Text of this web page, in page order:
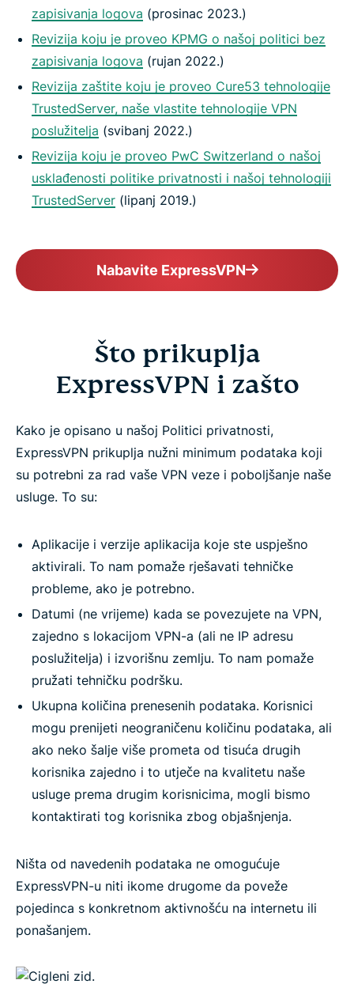
zapisivanja logova (prosinac 2023.)
Revizija koju je proveo KPMG o našoj politici bez
zapisivanja logova (rujan 2022.)
Revizija zaštite koju je proveo Cure53 tehnologije
TrustedServer, naše vlastite tehnologije VPN
poslužitelja (svibanj 2022.)
Revizija koju je proveo PwC Switzerland o našoj
usklađenosti politike privatnosti i našoj tehnologiji
TrustedServer (lipanj 2019.)
Nabavite ExpressVPN
Što prikuplja
ExpressVPN i zašto
Kako je opisano u našoj Politici privatnosti,
ExpressVPN prikuplja nužni minimum podataka koji
su potrebni za rad vaše VPN veze i poboljšanje naše
usluge. To su:
Aplikacije i verzije aplikacija koje ste uspješno
aktivirali. To nam pomaže rješavati tehničke
probleme, ako je potrebno.
Datumi (ne vrijeme) kada se povezujete na VPN,
zajedno s lokacijom VPN-a (ali ne IP adresu
poslužitelja) i izvorišnu zemlju. To nam pomaže
pružati tehničku podršku.
Ukupna količina prenesenih podataka. Korisnici
mogu prenijeti neograničenu količinu podataka, ali
ako neko šalje više prometa od tisuća drugih
korisnika zajedno i to utječe na kvalitetu naše
usluge prema drugim korisnicima, mogli bismo
kontaktirati tog korisnika zbog objašnjenja.
Ništa od navedenih podataka ne omogućuje
ExpressVPN-u niti ikome drugome da poveže
pojedinca s konkretnom aktivnošću na internetu ili
ponašanjem.